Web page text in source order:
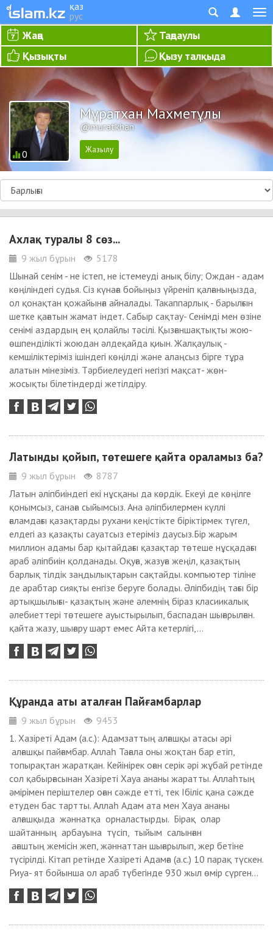
қаз
рус
Жаңа
Таңдаулы
Қызықты
Қызу талқыда
0
Мұратхан Махметұлы
@muratkhan
Ахлақ туралы 8 сөз...
9 жыл бұрын
5178
Шынай сенім - не істеп, не істемеуді анық білу; Ождан - адам
көңіліндегі судья. Сіз күнаға бойыңыз үйреніп қалғаныңызда,
ол қонақтан қожайынға айналады. Такаппарлық - барылғын
шетке қағатын жамат індет. Сабыр сақтау- Сенімді мен өзіне
сенімі аздардың ең қолайлы тәсілі. Қызғаншақтықты жою-
өшпенділікті жоюдан әлдеқайда қиын. Жалқаулық -
кемшіліктеріміз ішіндегі көңілді және алаңсыз бірге тұра
алатын мінезіміз. Тәрбиелеудегі негізгі мақсат- жөн-
жосықты білетіндерді жетілдіру.
Латынды қойып, төтешеге қайта ораламыз ба?
9 жыл бұрын
8787
Латын әліпбиіндегі екі нұсқаны да көрдік. Екеуі де көңілге
қонымсыз, санаға сыйымсыз. Ана әліпбилермен күллі
ғаламдағы қазақтарды рухани кеңістікте біріктірмек түгел,
елдегі аз қазақты сауатсыз етеріміз даусыз.Бір жарым
миллион адамы бар қытайдағы қазақтар төтеше нұсқадағы
араб әліпбиін қолданады. Оқуға, жазуға жеңіл, қазақтың
барлық тілдік заңдылықтарын сақтайды. компьютер тіліне
де арабтар сияқты енгізе беруге болады. Әліпбидің тағы бір
артықшылығы- қазақтың және әлемнің біраз класиикалық
әлебиеттері төтешеге ауыстырылып, баспадан шығарылған.
қайта жазу, шығару шарт емес Айта кетерлігі,...
Құранда аты аталған Пайғамбарлар
9 жыл бұрын
9453
1. Хазіреті Адам (а.с.): Адамзаттың алғашқы атасы әрі
алғашқы пайғамбар. Аллаһ Тағала оны жоқтан бар етіп,
топырақтан жаратқан. Кейінірек оған серік әрі жұбай ретінде
сол қабырғасынан Хазіреті Хауа ананы жаратты. Аллаһтың
әмірімен періштелер оған сәжде етті, тек Ібіліс қана сәжде
етуден бас тартты. Аллаһ Адам ата мен Хауа ананы
алғашқыда жәннатқа орналастырды. Бірақ олар
шайтанның арбауына түсіп, тыйым салынған
ағаштың жемісін жеп, жәннаттан шығарылып, жер бетіне
түсірілді. Кітап ретінде Хазіреті Адамға (а.с.) 10 парақ түскен.
Риуа- ят бойынша ол араб түбегінде 930 жыл өмір сүрген...